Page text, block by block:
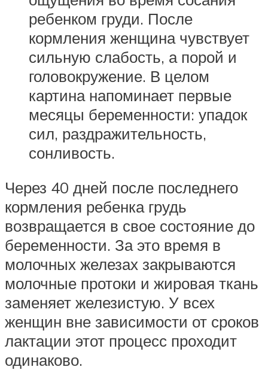
ребенком груди. После
кормления женщина чувствует
сильную слабость, а порой и
головокружение. В целом
картина напоминает первые
месяцы беременности: упадок
сил, раздражительность,
сонливость.
Через 40 дней после последнего
кормления ребенка грудь
возвращается в свое состояние до
беременности. За это время в
молочных железах закрываются
молочные протоки и жировая ткань
заменяет железистую. У всех
женщин вне зависимости от сроков
лактации этот процесс проходит
одинаково.